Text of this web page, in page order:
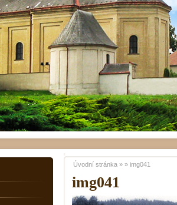
img041
Úvodní stránka » » img041